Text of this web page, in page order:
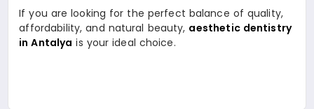
If you are looking for the perfect balance of quality,
affordability, and natural beauty, aesthetic dentistry
in Antalya is your ideal choice.